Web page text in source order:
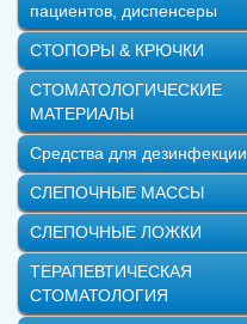
пациентов, диспенсеры
СТОПОРЫ & КРЮЧКИ
СТОМАТОЛОГИЧЕСКИЕ
МАТЕРИАЛЫ
Средства для дезинфекции
СЛЕПОЧНЫЕ МАССЫ
СЛЕПОЧНЫЕ ЛОЖКИ
ТЕРАПЕВТИЧЕСКАЯ
СТОМАТОЛОГИЯ